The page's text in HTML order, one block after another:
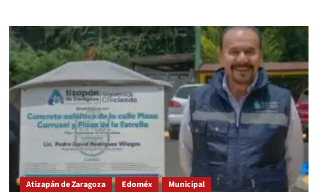
Atizapán de Zaragoza Edoméx Municipal